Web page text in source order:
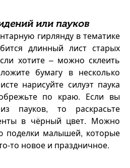
или пауков
гирлянду в тематике
длинный лист старых
хотите – можно склеить
бумагу в несколько
нарисуйте силуэт паука
по краю. Если вы
пауков, то раскрасьте
в чёрный цвет. Можно
поделки малышей, которые
то новое и праздничное.